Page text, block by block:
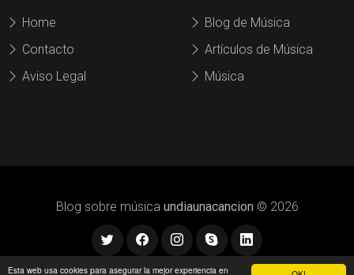
Esta web usa cookies para asegurar la mejor experiencia en
Home
Contacto
Aviso Legal
Blog de Música
Artículos de Música
Música
Blog sobre música undiaunacancion © 2026